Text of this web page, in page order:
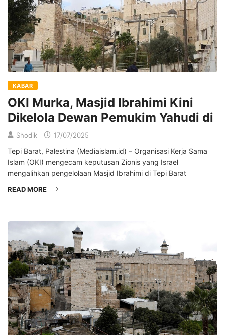
KABAR
OKI Murka, Masjid Ibrahimi Kini
Dikelola Dewan Pemukim Yahudi di
Shodik 17/07/2025
Tepi Barat, Palestina (Mediaislam.id) – Organisasi Kerja Sama
Islam (OKI) mengecam keputusan Zionis yang Israel
mengalihkan pengelolaan Masjid Ibrahimi di Tepi Barat
READ MORE